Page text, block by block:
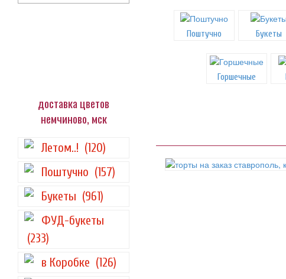
Поштучно
Букеты
Горшечные
доставка цветов
немчиново, мск
Летом..! (120)
Поштучно (157)
Букеты (961)
ФУД-букеты
(233)
в Коробке (126)